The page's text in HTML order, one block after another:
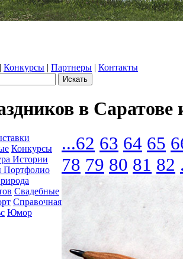
| Конкурсы | Партнеры | Контакты
в Саратове
Конкурсы
Истории
Портфолио
Свадебные
Справочная
Юмор
...62 63 64 65
78 79 80 81 82